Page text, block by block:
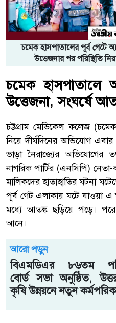
চমেক হাসপাতালের পূর্ব গেটে
উত্তেজনার পর পরিস্থিতি
চমেক হাসপাতালে
উত্তেজনা, সংঘর্ষে
চট্টগ্রাম মেডিকেল কলেজ
নিয়ে দীর্ঘদিনের অভিযোগ
ভাড়া নৈরাজ্যের অভিযোগের
নাগরিক পার্টির (এনসিপি) নেতা-
মালিকদের হাতাহাতির ঘটনা
পূর্ব গেট এলাকায় ঘটে যাওয়া
মধ্যে আতঙ্ক ছড়িয়ে পড়ে। পরে
আনে।
আরো পড়ুন
বিএমডিএর ৮৬তম
বোর্ড সভা অনুষ্ঠিত,
কৃষি উন্নয়নে নতুন